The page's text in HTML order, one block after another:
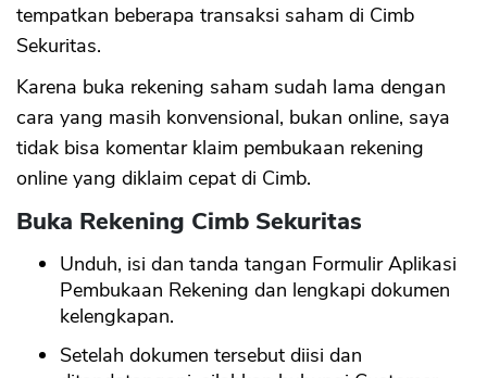
tempatkan beberapa transaksi saham di Cimb
Sekuritas.
Karena buka rekening saham sudah lama dengan
cara yang masih konvensional, bukan online, saya
tidak bisa komentar klaim pembukaan rekening
online yang diklaim cepat di Cimb.
Buka Rekening Cimb Sekuritas
Unduh, isi dan tanda tangan Formulir Aplikasi
Pembukaan Rekening dan lengkapi dokumen
kelengkapan.
Setelah dokumen tersebut diisi dan